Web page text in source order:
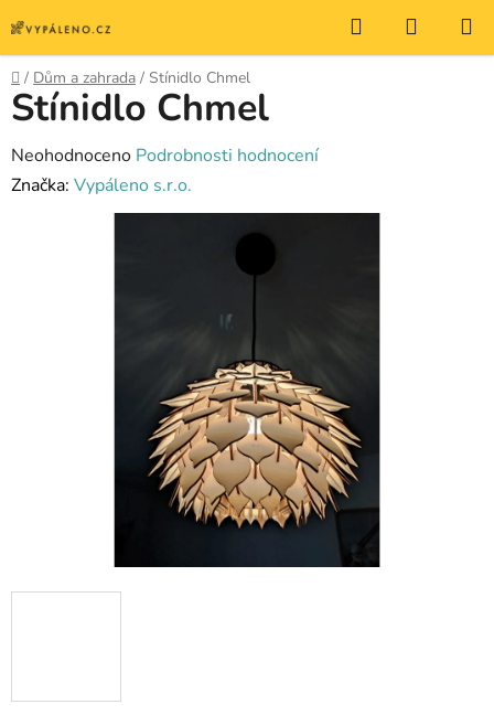
na
obsah
Hledat
KOŠÍK
Domů
/ Dům a zahrada / Stínidlo Chmel
Stínidlo Chmel
Průměrné
hodnocení
Neohodnoceno Podrobnosti hodnocení
Značka: Vypáleno s.r.o.